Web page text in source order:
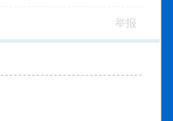
举报